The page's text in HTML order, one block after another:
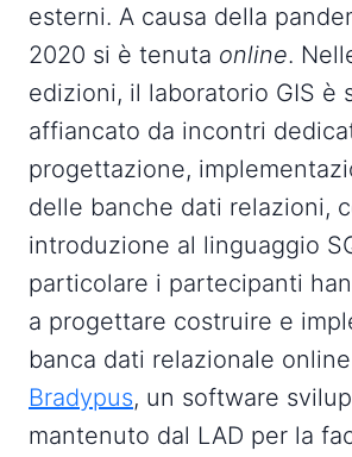
esterni. A causa della
2020 si è tenuta online.
edizioni, il laboratorio GIS è
affiancato da incontri
progettazione,
delle banche dati relazioni,
introduzione al linguaggio
particolare i partecipanti
a progettare costruire e
banca dati relazionale
Bradypus, un software
mantenuto dal LAD per la